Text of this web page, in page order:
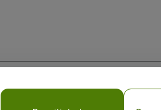
Choices